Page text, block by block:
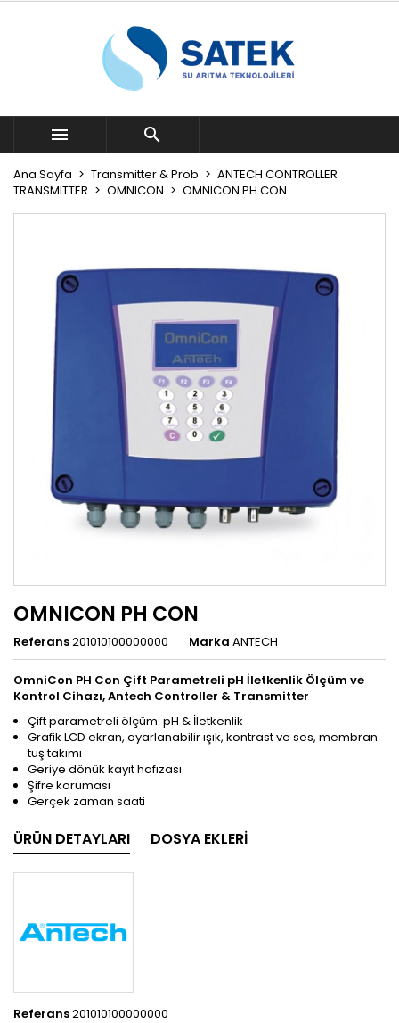
 
Ana Sayfa Transmitter & Prob
ANTECH CONTROLLER
TRANSMITTER
OMNICON OMNICON PH CON
OMNICON PH CON
Referans201010100000000 Marka ANTECH
OmniCon PH Con Çift Parametreli pH İletkenlik Ölçüm ve
Kontrol Cihazı, Antech Controller & Transmitter
Çift parametreli ölçüm: pH & İletkenlik
Grafik LCD ekran, ayarlanabilir ışık, kontrast ve ses, membran
tuş takımı
Geriye dönük kayıt hafızası
Şifre koruması
Gerçek zaman saati
ÜRÜN DETAYLARI DOSYA EKLERI
Referans201010100000000